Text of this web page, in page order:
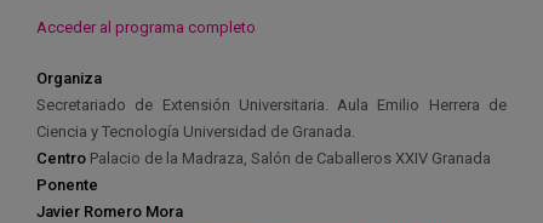
Acceder al programa completo
Organiza
Secretariado de Extensión Universitaria. Aula Emilio Herrera de
Ciencia y Tecnología Universidad de Granada.
Centro Palacio de la Madraza, Salón de Caballeros XXIV Granada
Ponente
Javier Romero Mora